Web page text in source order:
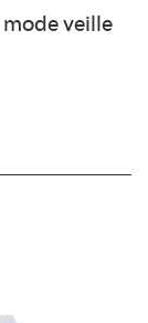
mode veille